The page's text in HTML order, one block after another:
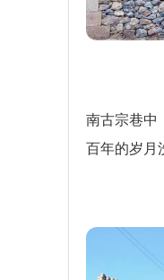
南古宗巷中
百年的岁月